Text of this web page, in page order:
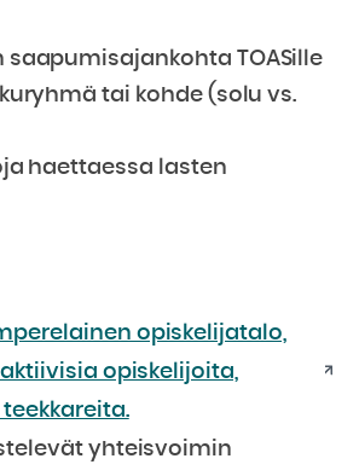
saapumisajankohta TOASille
tai kohde (solu vs.
haettaessa lasten
opiskelijatalo,
opiskelijoita,
yhteisvoimin